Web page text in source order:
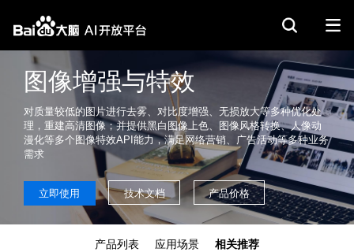
图像增强与特效
对质量较低的图片进行去雾、对比度增强、无损放大等多种优化处
理，重建高清图像；并提供黑白图像上色、图像风格转换、人像动
漫化等多个图像特效API能力，满足网络营销、广告活动等多种业务
需求
立即使用 技术文档 产品价格
产品列表 应用场景 相关推荐